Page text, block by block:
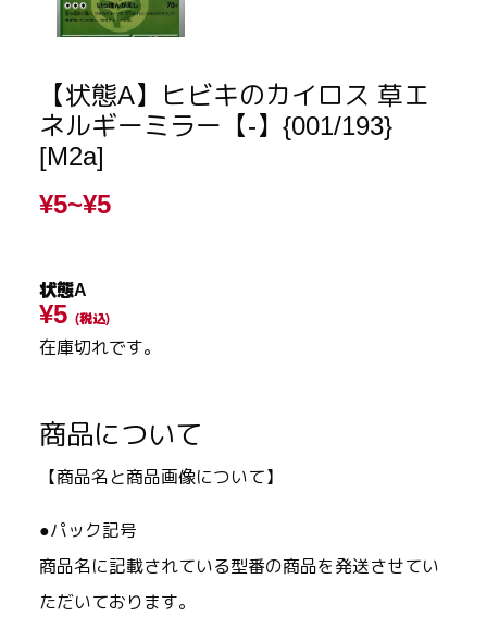
【状態A】ヒビキのカイロス 草エ
ネルギーミラー【-】{001/193}
[M2a]
¥5~¥5
状態A
¥5 (税込)
在庫切れです。
商品について
【商品名と商品画像について】
●パック記号
商品名に記載されている型番の商品を発送させてい
ただいております。